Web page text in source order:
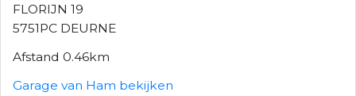
FLORIJN 19
5751PC DEURNE
Afstand 0.46km
Garage van Ham bekijken